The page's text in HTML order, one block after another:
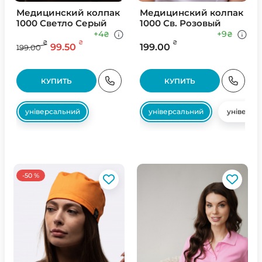
Медицинский колпак
1000 Светло Серый
199.00
₴ 99.50 ₴
+4₴
КУПИТЬ
універсальний
Медицинский колпак
1000 Св. Розовый
199.00 ₴
+9₴
КУПИТЬ
універсальний
-50 %